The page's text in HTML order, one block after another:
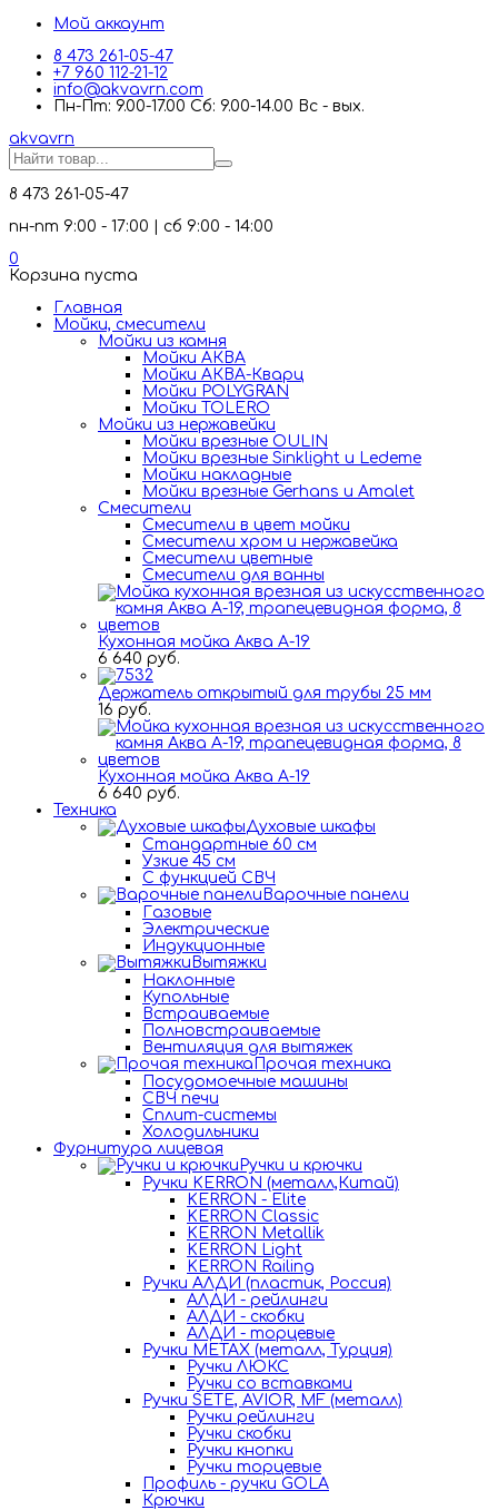
Мой аккаунт
8 473 261-05-47
+7 960 112-21-12
info@akvavrn.com
Пн-Пт: 9.00-17.00 Сб: 9.00-14.00 Вс - вых.
akvavrn
8 473 261-05-47
пн-пт 9:00 - 17:00 | сб 9:00 - 14:00
0
Корзина пуста
Главная
Мойки, смесители
Mойки из камня
Мойки АКВА
Мойки АКВА-Кварц
Мойки POLYGRAN
Мойки TOLERO
Мойки из нержавейки
Мойки врезные OULIN
Мойки врезные Sinklight и Ledeme
Мойки накладные
Мойки врезные Gerhans и Amalet
Смесители
Смесители в цвет мойки
Смесители хром и нержавейка
Смесители цветные
Смесители для ванны
Кухонная мойка Аква А-19
6 640 руб.
Держатель открытый для трубы 25 мм
16 руб.
Кухонная мойка Аква А-19
6 640 руб.
Техника
Духовые шкафы
Стандартные 60 см
Узкие 45 см
С функцией СВЧ
Варочные панели
Газовые
Электрические
Индукционные
Вытяжки
Наклонные
Купольные
Встраиваемые
Полновстраиваемые
Вентиляция для вытяжек
Прочая техника
Посудомоечные машины
СВЧ печи
Сплит-системы
Холодильники
Фурнитура лицевая
Ручки и крючки
Ручки KERRON (металл,Китай)
KERRON - Elite
KERRON Classic
KERRON Metallik
KERRON Light
KERRON Railing
Ручки АЛДИ (пластик, Россия)
АЛДИ - рейлинги
АЛДИ - скобки
АЛДИ - торцевые
Ручки METAX (металл, Турция)
Ручки ЛЮКС
Ручки со вставками
Ручки SETE, AVIOR, MF (металл)
Ручки рейлинги
Ручки скобки
Ручки кнопки
Ручки торцевые
Профиль - ручки GOLA
Крючки